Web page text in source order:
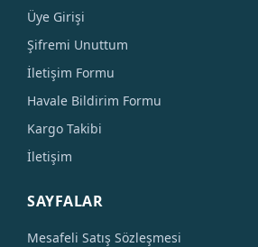
Üye Girişi
Şifremi Unuttum
İletişim Formu
Havale Bildirim Formu
Kargo Takibi
İletişim
SAYFALAR
Mesafeli Satış Sözleşmesi